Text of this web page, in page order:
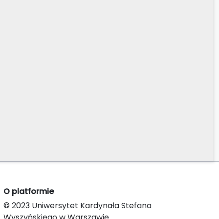
O platformie
© 2023 Uniwersytet Kardynała Stefana